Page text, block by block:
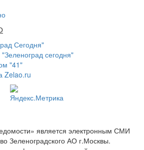
Сегодня"
сегодня"
"41"
Zelao.ru
является электронным СМИ
Зеленоградского АО г.Москвы.